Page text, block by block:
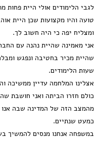
לגבי הלימודים אולי היית פחות
טועה והיו מקצועות שכן היית
ומצליח יפה כי היה חשוב לך.
אני מאמינה שהיית נהנה עם
שהיית מכיר בחטיבה ונפגש
שעות הלימודים.
אצלינו המלחמה עדיין ממשיכה
כולם חזרו הביתה ואני חושבת
מהמצב הזה של המדינה שבה אנו
כמעט שנתיים.
במשפחה אנחנו מנסים להמשיך